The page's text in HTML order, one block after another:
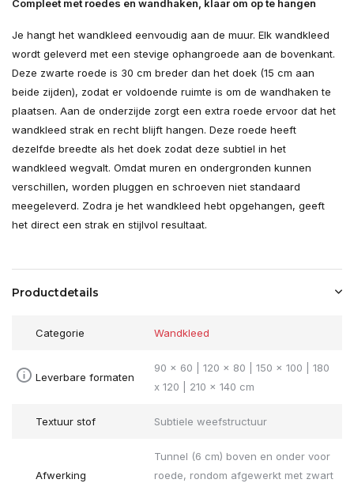
Compleet met roedes en wandhaken, klaar om op te hangen
Je hangt het wandkleed eenvoudig aan de muur. Elk wandkleed
wordt geleverd met een stevige ophangroede aan de bovenkant.
Deze zwarte roede is 30 cm breder dan het doek (15 cm aan
beide zijden), zodat er voldoende ruimte is om de wandhaken te
plaatsen. Aan de onderzijde zorgt een extra roede ervoor dat het
wandkleed strak en recht blijft hangen. Deze roede heeft
dezelfde breedte als het doek zodat deze subtiel in het
wandkleed wegvalt. Omdat muren en ondergronden kunnen
verschillen, worden pluggen en schroeven niet standaard
meegeleverd. Zodra je het wandkleed hebt opgehangen, geeft
het direct een strak en stijlvol resultaat.
Productdetails
Categorie Wandkleed
Leverbare formaten
90 x 60 | 120 x 80 | 150 x 100 | 180
x 120 | 210 x 140 cm
Textuur stof Subtiele weefstructuur
Afwerking
Tunnel (6 cm) boven en onder voor
roede, rondom afgewerkt met zwart